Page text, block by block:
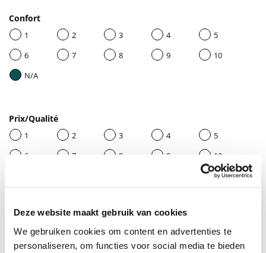
Deze website maakt gebruik van cookies
We gebruiken cookies om content en advertenties te
personaliseren, om functies voor social media te bieden
Confort
1 2 3 4
5
6
7 8 9
10
N/A
Prix/Qualité
1 2 3 4
5
6
7 8 9
10